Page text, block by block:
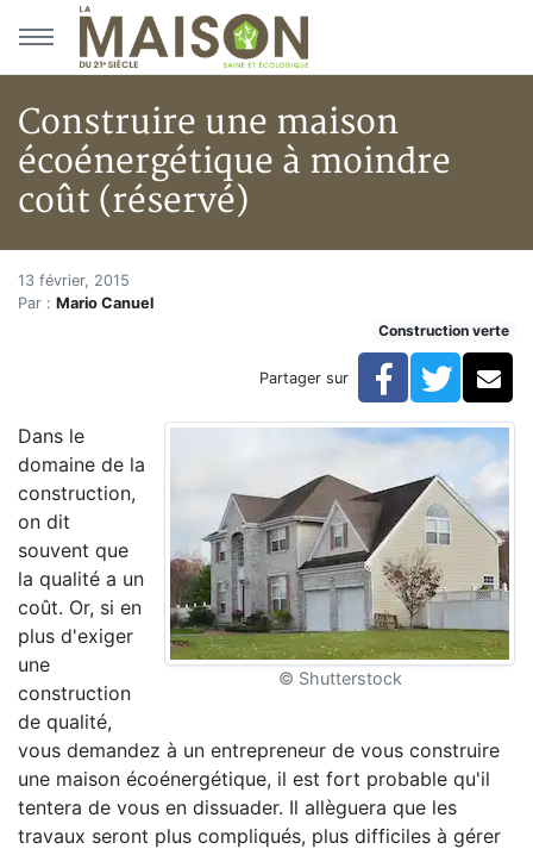
Aller au menu principal
Aller au contenu principal
Construire une maison
écoénergétique à moindre
coût (réservé)
Accueil
Articles
Construire une maison écoénergétique à moindre
Construire une maison
13 février, 2015
Par : Mario Canuel
Construction verte
Partager sur Facebook
© Shutterstock
Dans le
domaine de la
construction,
on dit
souvent que
la qualité a un
coût. Or, si en
plus d'exiger
une
construction
de qualité,
vous demandez à un entrepreneur de vous construire
une maison écoénergétique, il est fort probable qu'il
tentera de vous en dissuader. Il allèguera que les
travaux seront plus compliqués, plus difficiles à gérer